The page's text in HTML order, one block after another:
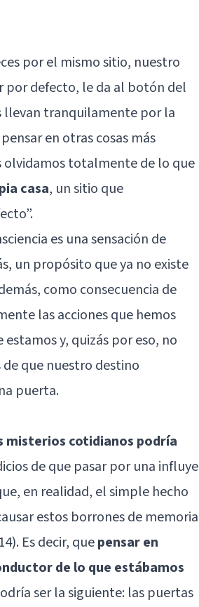
por el mismo sitio, nuestro
por defecto, le da al botón del
llevan tranquilamente por la
en otras cosas más
olvidamos totalmente de lo que
casa, un sitio que
es una sensación de
un propósito que ya no existe
como consecuencia de
las acciones que hemos
y, quizás por eso, no
que nuestro destino
puerta.
misterios cotidianos podría
de que pasar por una influye
en realidad, el simple hecho
estos borrones de memoria
Es decir, quepensar en
de lo que estábamos
ser la siguiente: las puertas